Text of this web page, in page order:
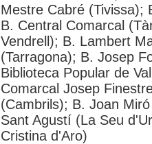
Mestre Cabré (Tivissa);
B. Central Comarcal
Vendrell); B. Lambert
(Tarragona); B. Josep
Biblioteca Popular de
Comarcal Josep
(Cambrils); B. Joan
Sant Agustí (La Seu
Cristina d'Aro)